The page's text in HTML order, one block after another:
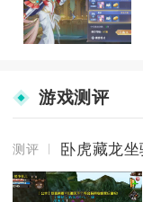
游戏测评
测评 卧虎藏龙